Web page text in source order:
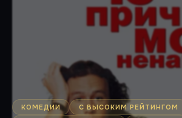
КОМЕДИИ С ВЫСОКИМ РЕЙТИНГОМ